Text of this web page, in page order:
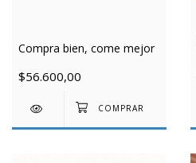
Compra bien, come mejor
$56.600,00